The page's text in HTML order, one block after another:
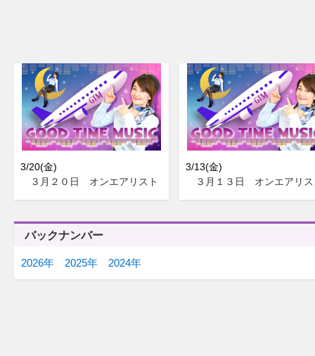
3/20(金)
３月２０日 オンエアリスト
3/13(金)
３月１３日 オンエアリス
バックナンバー
2026年 2025年 2024年